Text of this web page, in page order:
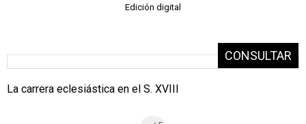
Edición digital
La carrera eclesiástica en el S. XVIII